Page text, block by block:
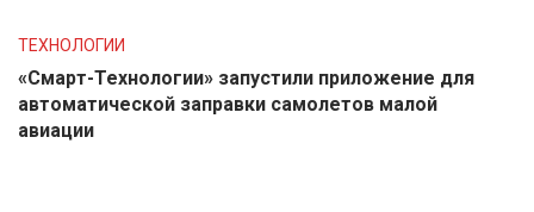
ТЕХНОЛОГИИ
«Смарт-Технологии» запустили приложение для
автоматической заправки самолетов малой
авиации